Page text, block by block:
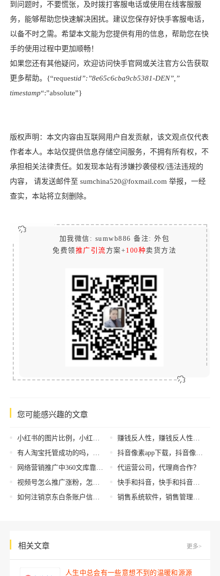
到问题时，不要慌张，及时拨打客服电话或使用在线客服服
务，能够帮助您快速解决困扰。建议您保存好快手客服电话，
以备不时之需。希望本文能为您提供有用的信息，帮助您在快
手的使用过程中更加顺畅！
如果您还有其他疑问，欢迎访问快手官网或关注官方公告获取
更多帮助。{“requestid”:”8e65c6cba9cb5381-DEN”,”
timestamp“:”absolute”}
版权声明：本文内容由互联网用户自发贡献，该文观点仅代表
作者本人。本站仅提供信息存储空间服务，不拥有所有权，不
承担相关法律责任。如发现本站有涉嫌抄袭侵权/违法违规的
内容， 请发送邮件至 sumchina520@foxmail.com 举报，一经
查实，本站将立刻删除。
加我微信: sumwb886 备注: 外包
免费领 推广引流 方案+100种卖货方法
您可能感兴趣的文章
小红书的图片比例，小红书图片尺寸是多少x多少？
有人淘宝托管成功的吗，有人淘宝托管成功的吗是真的吗？
网络营销推广中360文库靠谱吗！
视频号怎么推广涨粉，怎样增加视频号粉丝量？
如何注销京东白条账户信息，如何注销京东白条账户手机号？
赚钱反人性，赚钱反人性吗？
抖音像素app下载，抖音像素app下载安装？
代运营公司，代理商合作？
快手和抖音，快手和抖音谁实力更强
销售系统软件，销售管理软件？
相关文章 更多>
人生中总会有一些意想不到的温暖和源源